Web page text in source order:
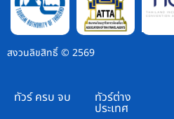
สงวนลิขสิทธิ์ © 2569
ทัวร์ ครบ จบ ทัวร์ต่าง
ประเทศ